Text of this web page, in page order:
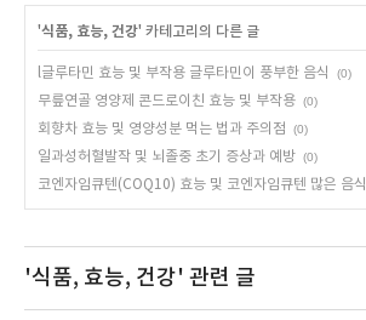
'식품, 효능, 건강' 카테고리의 다른 글
l글루타민 효능 및 부작용 글루타민이 풍부한 음식 (0)
무릎연골 영양제 콘드로이친 효능 및 부작용 (0)
회향차 효능 및 영양성분 먹는 법과 주의점
(0)
일과성허혈발작 및 뇌졸중 초기 증상과 예방 (0)
코엔자임큐텐(COQ10) 효능 및 코엔자임큐텐 많은 음식
'식품, 효능, 건강' 관련 글